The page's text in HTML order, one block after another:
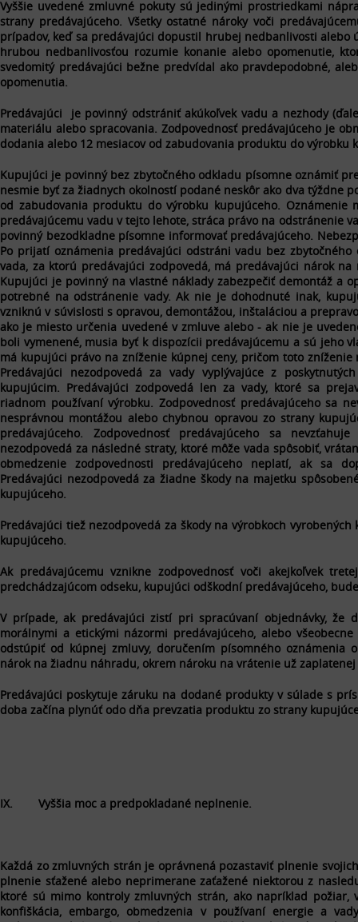
Vyššie uvedené zmluvné pokuty sú jedinými prostriedkami
strany predávajúceho. Všetky ostatné nároky voči
prípadov, keď sa predávajúci dopustil hrubej nedbanlivosti alebo
hrubou nedbanlivosťou rozumie konanie alebo opomenutie,
svedomitý predávajúci bežne predvídal ako pravdepodobné,
opomenutia.
Predávajúci je povinný odstrániť akúkoľvek vadu a nezhody
materiálu alebo spracovania. Zodpovednosť predávajúceho je
dodania alebo 12 mesiacov od zabudovania produktu do výrobku
Kupujúci je povinný bez zbytočného odkladu písomne oznámiť
nesmie byť za žiadnych okolností podané neskôr ako dva týždne
od zabudovania produktu do výrobku kupujúceho.
predávajúcemu vadu v tejto lehote, stráca právo na odstránenie
povinný bezodkladne písomne informovať predávajúceho.
Po prijatí oznámenia predávajúci odstráni vadu bez
vada, za ktorú predávajúci zodpovedá, má predávajúci nárok
Kupujúci je povinný na vlastné náklady zabezpečiť demontáž a
potrebné na odstránenie vady. Ak nie je dohodnuté inak,
vzniknú v súvislosti s opravou, demontážou, inštaláciou a
ako je miesto určenia uvedené v zmluve alebo - ak nie je
boli vymenené, musia byť k dispozícii predávajúcemu a sú jeho
má kupujúci právo na zníženie kúpnej ceny, pričom toto
Predávajúci nezodpovedá za vady vyplývajúce z
kupujúcim. Predávajúci zodpovedá len za vady, ktoré sa
riadnom používaní výrobku. Zodpovednosť predávajúceho sa
nesprávnou montážou alebo chybnou opravou zo strany
predávajúceho. Zodpovednosť predávajúceho sa
nezodpovedá za následné straty, ktoré môže vada spôsobiť,
obmedzenie zodpovednosti predávajúceho neplatí, ak sa
Predávajúci nezodpovedá za žiadne škody na majetku
kupujúceho.
Predávajúci tiež nezodpovedá za škody na výrobkoch
kupujúceho.
Ak predávajúcemu vznikne zodpovednosť voči akejkoľvek
predchádzajúcom odseku, kupujúci odškodní predávajúceho,
V prípade, ak predávajúci zistí pri spracúvaní objednávky, že
morálnymi a etickými názormi predávajúceho, alebo
odstúpiť od kúpnej zmluvy, doručením písomného oznámenia
nárok na žiadnu náhradu, okrem nároku na vrátenie už
Predávajúci poskytuje záruku na dodané produkty v súlade s
doba začína plynúť odo dňa prevzatia produktu zo strany
IX. Vyššia moc a predpokladané neplnenie.
Každá zo zmluvných strán je oprávnená pozastaviť plnenie
plnenie sťažené alebo neprimerane zaťažené niektorou z
ktoré sú mimo kontroly zmluvných strán, ako napríklad požiar,
konfiškácia, embargo, obmedzenia v používaní energie a